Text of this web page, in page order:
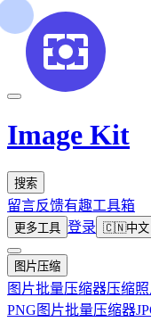
Image Kit
搜索
留言反馈有趣工具箱
更多工具 登录 🇨🇳中文
图片压缩
图片批量压缩器压缩
PNG图片批量压缩器